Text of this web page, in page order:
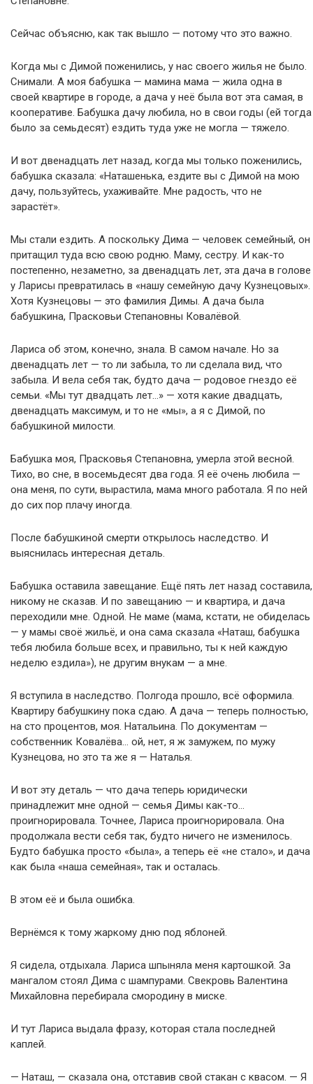
Сейчас объясню, как так вышло — потому что это важно.
Когда мы с Димой поженились, у нас своего жилья не было.
Снимали. А моя бабушка — мамина мама — жила одна в
своей квартире в городе, а дача у неё была вот эта самая, в
кооперативе. Бабушка дачу любила, но в свои годы (ей тогда
было за семьдесят) ездить туда уже не могла — тяжело.
И вот двенадцать лет назад, когда мы только поженились,
бабушка сказала: «Наташенька, ездите вы с Димой на мою
дачу, пользуйтесь, ухаживайте. Мне радость, что не
зарастёт».
Мы стали ездить. А поскольку Дима — человек семейный, он
притащил туда всю свою родню. Маму, сестру. И как-то
постепенно, незаметно, за двенадцать лет, эта дача в голове
у Ларисы превратилась в «нашу семейную дачу Кузнецовых».
Хотя Кузнецовы — это фамилия Димы. А дача была
бабушкина, Прасковьи Степановны Ковалёвой.
Лариса об этом, конечно, знала. В самом начале. Но за
двенадцать лет — то ли забыла, то ли сделала вид, что
забыла. И вела себя так, будто дача — родовое гнездо её
семьи. «Мы тут двадцать лет…» — хотя какие двадцать,
двенадцать максимум, и то не «мы», а я с Димой, по
бабушкиной милости.
Бабушка моя, Прасковья Степановна, умерла этой весной.
Тихо, во сне, в восемьдесят два года. Я её очень любила —
она меня, по сути, вырастила, мама много работала. Я по ней
до сих пор плачу иногда.
После бабушкиной смерти открылось наследство. И
выяснилась интересная деталь.
Бабушка оставила завещание. Ещё пять лет назад составила,
никому не сказав. И по завещанию — и квартира, и дача
переходили мне. Одной. Не маме (мама, кстати, не обиделась
— у мамы своё жильё, и она сама сказала «Наташ, бабушка
тебя любила больше всех, и правильно, ты к ней каждую
неделю ездила»), не другим внукам — а мне.
Я вступила в наследство. Полгода прошло, всё оформила.
Квартиру бабушкину пока сдаю. А дача — теперь полностью,
на сто процентов, моя. Натальина. По документам —
собственник Ковалёва… ой, нет, я ж замужем, по мужу
Кузнецова, но это та же я — Наталья.
И вот эту деталь — что дача теперь юридически
принадлежит мне одной — семья Димы как-то…
проигнорировала. Точнее, Лариса проигнорировала. Она
продолжала вести себя так, будто ничего не изменилось.
Будто бабушка просто «была», а теперь её «не стало», и дача
как была «наша семейная», так и осталась.
В этом её и была ошибка.
Вернёмся к тому жаркому дню под яблоней.
Я сидела, отдыхала. Лариса шпыняла меня картошкой. За
мангалом стоял Дима с шампурами. Свекровь Валентина
Михайловна перебирала смородину в миске.
И тут Лариса выдала фразу, которая стала последней
каплей.
— Наташ, — сказала она, отставив свой стакан с квасом. — Я